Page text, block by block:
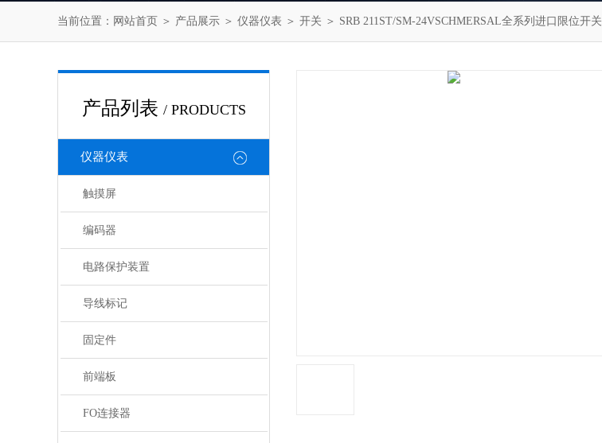
当前位置： 网站首页 ＞ 产品展示 ＞ 仪器仪表 ＞ 开关 ＞ SRB 211ST/SM-24VSCHMERSAL全系列进口限位开关
产品列表 / PRODUCTS
仪器仪表
触摸屏
编码器
电路保护装置
导线标记
固定件
前端板
FO连接器